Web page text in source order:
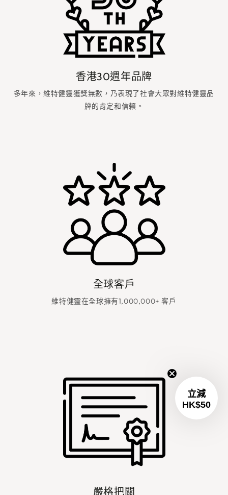
香港30週年品牌
多年來，維特健靈獲獎無數，乃表現了社會大眾對維特健靈品
牌的肯定和信賴。
全球客戶
維特健靈在全球擁有1,000,000+ 客戶
嚴格把關
請輸入您的電郵地址